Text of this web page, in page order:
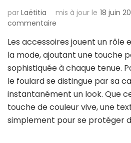
par Laëtitia mis à jour le 18 juin
commentaire
porter
le
foulard
Les accessoires jouent un rôle
la mode, ajoutant une touche
sophistiquée à chaque tenue.
le foulard se distingue par sa
instantanément un look. Que
touche de couleur vive, une
simplement pour se protéger